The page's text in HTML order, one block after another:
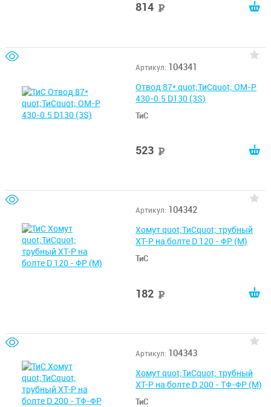
814
Артикул: 104341
Отвод 87* quot;ТиСquot; ОМ-Р
430-0.5 D130 (3S)
ТиС
523
Артикул: 104342
Хомут quot;ТиСquot; трубный
ХТ-Р на болте D 120 - ФР (М)
ТиС
182
Артикул: 104343
Хомут quot;ТиСquot; трубный
ХТ-Р на болте D 200 - ТФ-ФР (М)
ТиС